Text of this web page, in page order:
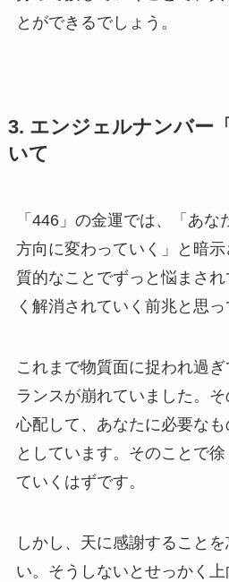
とができるでしょう。
3. エンジェルナンバー
いて
「446」の金運では、「あ
方向に変わっていく」と暗
質的なことでずっと悩まさ
く解消されていく前兆と思っ
これまで物質面に捉われ過
ランスが崩れていました。
心配して、あなたに必要な
としています。そのことで
ていくはずです。
しかし、天に感謝すること
い。そうしないとせっかく